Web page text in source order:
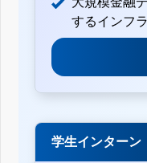
するインフ
学生インターン